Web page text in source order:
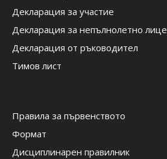
Декларация за участие
Декларация за непълнолетно лице
Декларация от ръководител
Тимов лист
Правила за първенството
Формат
Дисциплинарен правилник